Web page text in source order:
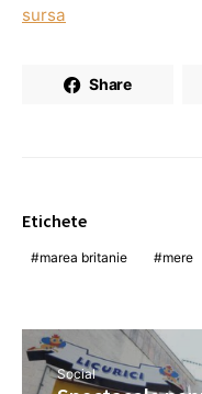
sursa
Share
Etichete
marea britanie mere
Social